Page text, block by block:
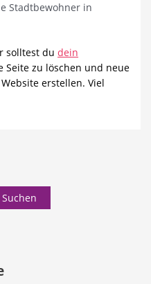
Stadtbewohner in
solltest dudein
Seite zu löschen und neue
erstellen. Viel
Suchen